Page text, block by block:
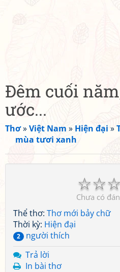
Đêm cuối
ước...
Thơ»Việt Nam » Hiện đại »
mùa tươi xanh
☆
☆
☆
Chưa có
Thể thơ: Thơ mới bảy chữ
Thời kỳ: Hiện đại
2
người thích
Trả lời
In bài thơ